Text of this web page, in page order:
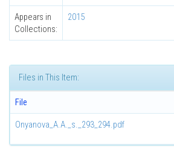
Appears in
Collections:
2015
Files in This Item:
File
Onyanova_A.A._s._293_294.pdf